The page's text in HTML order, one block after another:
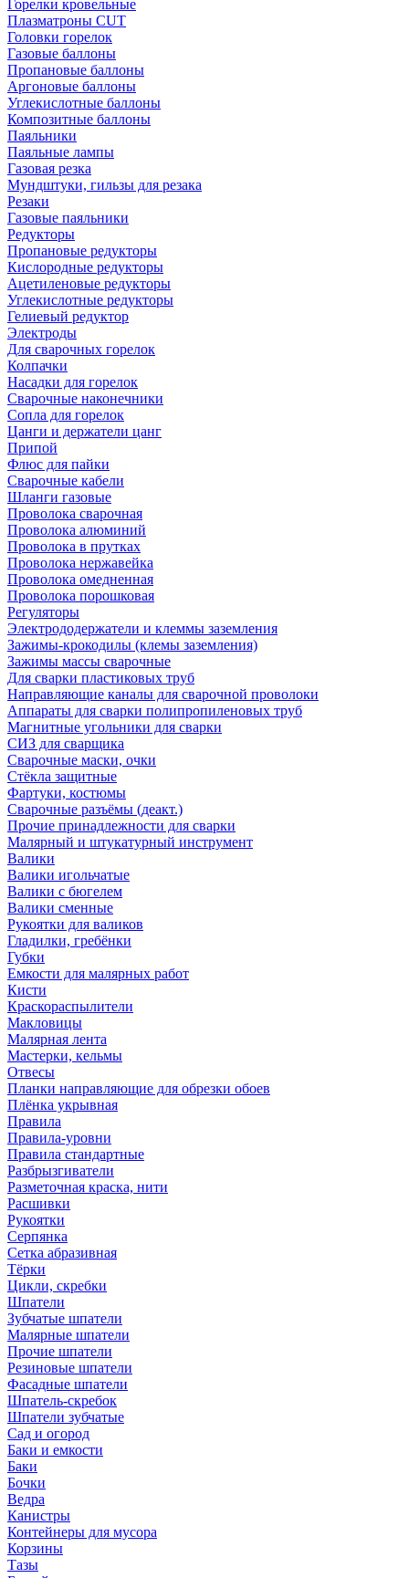
Горелки кровельные
Плазматроны CUT
Головки горелок
Газовые баллоны
Пропановые баллоны
Аргоновые баллоны
Углекислотные баллоны
Композитные баллоны
Паяльники
Паяльные лампы
Газовая резка
Мундштуки, гильзы для резака
Резаки
Газовые паяльники
Редукторы
Пропановые редукторы
Кислородные редукторы
Ацетиленовые редукторы
Углекислотные редукторы
Гелиевый редуктор
Электроды
Для сварочных горелок
Колпачки
Насадки для горелок
Сварочные наконечники
Сопла для горелок
Цанги и держатели цанг
Припой
Флюс для пайки
Сварочные кабели
Шланги газовые
Проволока сварочная
Проволока алюминий
Проволока в прутках
Проволока нержавейка
Проволока омедненная
Проволока порошковая
Регуляторы
Электрододержатели и клеммы заземления
Зажимы-крокодилы (клемы заземления)
Зажимы массы сварочные
Для сварки пластиковых труб
Направляющие каналы для сварочной проволоки
Аппараты для сварки полипропиленовых труб
Магнитные угольники для сварки
СИЗ для сварщика
Сварочные маски, очки
Стёкла защитные
Фартуки, костюмы
Сварочные разъёмы (деакт.)
Прочие принадлежности для сварки
Малярный и штукатурный инструмент
Валики
Валики игольчатые
Валики с бюгелем
Валики сменные
Рукоятки для валиков
Гладилки, гребёнки
Губки
Емкости для малярных работ
Кисти
Краскораспылители
Макловицы
Малярная лента
Мастерки, кельмы
Отвесы
Планки направляющие для обрезки обоев
Плёнка укрывная
Правила
Правила-уровни
Правила стандартные
Разбрызгиватели
Разметочная краска, нити
Расшивки
Рукоятки
Серпянка
Сетка абразивная
Тёрки
Цикли, скребки
Шпатели
Зубчатые шпатели
Малярные шпатели
Прочие шпатели
Резиновые шпатели
Фасадные шпатели
Шпатель-скребок
Шпатели зубчатые
Сад и огород
Баки и емкости
Баки
Бочки
Ведра
Канистры
Контейнеры для мусора
Корзины
Тазы